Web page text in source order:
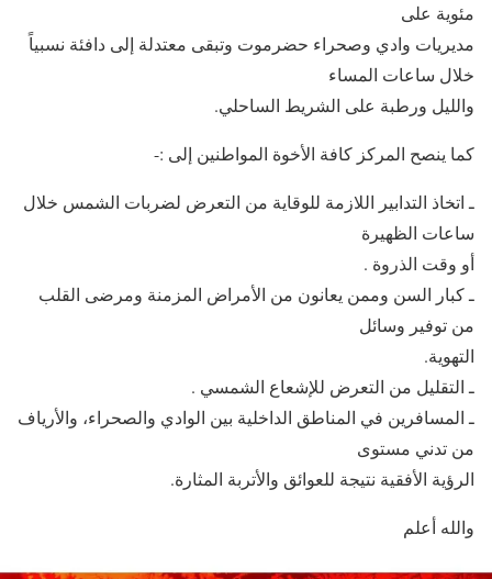
مئوية على
مديريات وادي وصحراء حضرموت وتبقى معتدلة إلى دافئة نسبياً
خلال ساعات المساء
والليل ورطبة على الشريط الساحلي.
كما ينصح المركز كافة الأخوة المواطنين إلى :-
ـ اتخاذ التدابير اللازمة للوقاية من التعرض لضربات الشمس خلال
ساعات الظهيرة
أو وقت الذروة .
ـ كبار السن وممن يعانون من الأمراض المزمنة ومرضى القلب
من توفير وسائل
التهوية.
ـ التقليل من التعرض للإشعاع الشمسي .
ـ المسافرين في المناطق الداخلية بين الوادي والصحراء، والأرياف
من تدني مستوى
الرؤية الأفقية نتيجة للعوائق والأتربة المثارة.
والله أعلم